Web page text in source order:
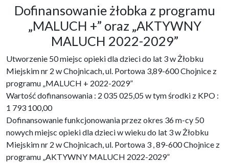
Dofinansowanie żłobka z programu
„MALUCH +” oraz „AKTYWNY
MALUCH 2022-2029”
Utworzenie 50 miejsc opieki dla dzieci do lat 3 w Żłobku
Miejskim nr 2 w Chojnicach, ul. Portowa 3,89-600 Chojnice z
programu „MALUCH + 2022-2029”
Wartość dofinansowania : 2 035 025,05 w tym środki z KPO :
1 793 100,00
Dofinansowanie funkcjonowania przez okres 36 m-cy 50
nowych miejsc opieki dla dzieci w wieku do lat 3 w Żłobku
Miejskim nr 2 w Chojnicach, ul. Portowa 3 , 89-600 Chojnice z
programu „AKTYWNY MALUCH 2022-2029”